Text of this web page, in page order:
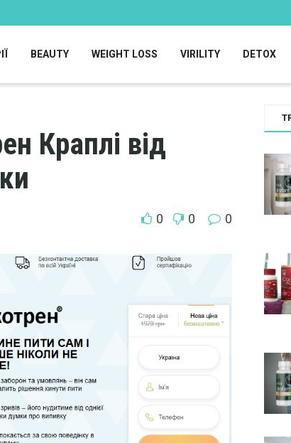
BEAUTY WEIGHT LOSS VIRILITY DETOX
Краплі від
0 0 0